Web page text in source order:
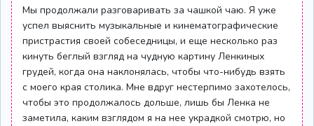
Мы продолжали разговаривать за чашкой чаю. Я уже
успел выяснить музыкальные и кинематографические
пристрастия своей собеседницы, и еще несколько раз
кинуть беглый взгляд на чудную картину Ленкиных
грудей, когда она наклонялась, чтобы что-нибудь взять
с моего края столика. Мне вдруг нестерпимо захотелось,
чтобы это продолжалось дольше, лишь бы Ленка не
заметила, каким взглядом я на нее украдкой смотрю, но